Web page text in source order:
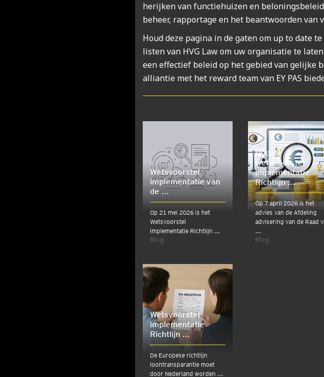
her­ij­ken van func­tie­hui­zen en
be­heer, rap­por­ta­ge en het beant­woor­den van
Houd deze pagi­na in de gaten om up to date
lis­ten van HVG Law om uw orga­ni­sa­tie te
een effec­tief beleid op het gebied van
alli­an­tie met het reward team van EY PAS
Wetsvoorstel
implementatie van
de ...
Op 21 mei 2026 is het
Wetsvoorstel
implementatie Richtlijn ...
Blog
Update
wetsvoorstel
implementatie
Richtlijn ...
Op 7 april 2026 is het
advies van de Afdeling
advisering van de Raad
...
Blog
Wetsvoorstel
implementatie
Richtlijn ...
De Europese richtlijn
loontransparantie moet
door Nederland worden ...